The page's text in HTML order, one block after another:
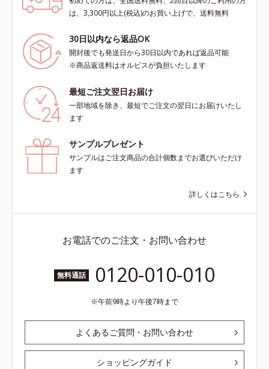
は、3,300円以上(税込)のお買い上げで、送料無料
30日以内なら返品OK
開封後でも発送日から30日以内であれば返品可能
※商品返送料はオルビスが負担いたします
最短ご注文翌日お届け
一部地域を除き、最短でご注文の翌日にお届けいたし
ます
サンプルプレゼント
サンプルはご注文商品の合計個数までお選びいただけ
ます
詳しくはこちら
お電話でのご注文・お問い合わせ
無料通話 0120-010-010
午前9時より午後7時まで
よくあるご質問・お問い合わせ
ショッピングガイド